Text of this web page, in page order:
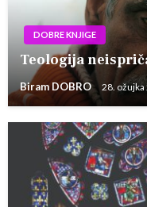
DOBRE KNJIGE
Teologija
Biram DOBRO 28. ožujka